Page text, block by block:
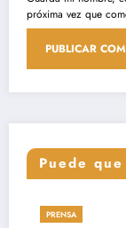
próxima vez que
Puede